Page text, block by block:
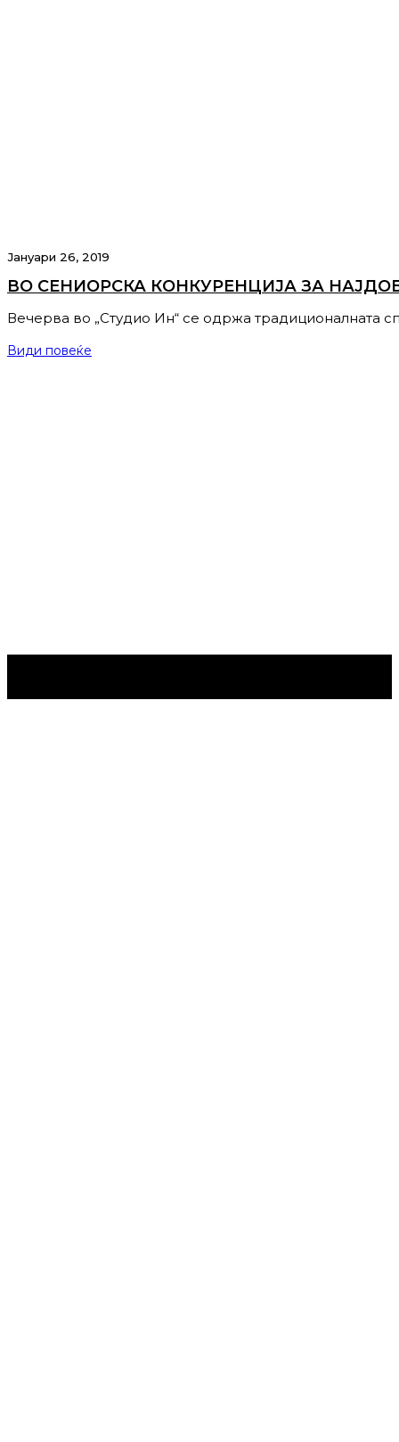
Јануари 26, 2019
ВО СЕНИОРСКА КОНКУРЕНЦИЈА ЗА
Вечерва во „Студио Ин“ се одржа традиционалната
Види повеќе